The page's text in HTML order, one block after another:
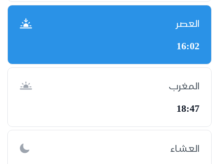
العصر
16:02
المغرب
18:47
العشاء